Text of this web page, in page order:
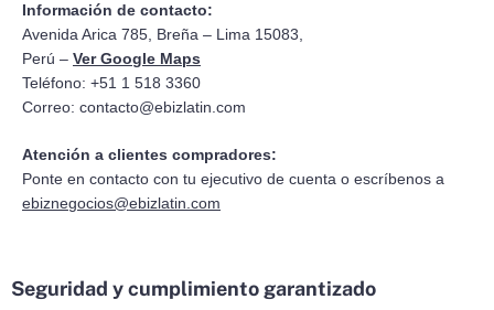
Información de contacto:
Avenida Arica 785, Breña – Lima 15083,
Perú – Ver Google Maps
Teléfono: +51 1 518 3360
Correo: contacto@ebizlatin.com
Atención a clientes compradores:
Ponte en contacto con tu ejecutivo de cuenta o escríbenos a
ebiznegocios@ebizlatin.com
Seguridad y cumplimiento garantizado